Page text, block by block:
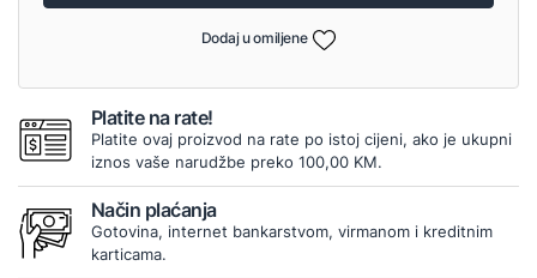
Dodaj u omiljene
Platite na rate!
Platite ovaj proizvod na rate po istoj cijeni, ako je ukupni
iznos vaše narudžbe preko 100,00 KM.
Način plaćanja
Gotovina, internet bankarstvom, virmanom i kreditnim
karticama.